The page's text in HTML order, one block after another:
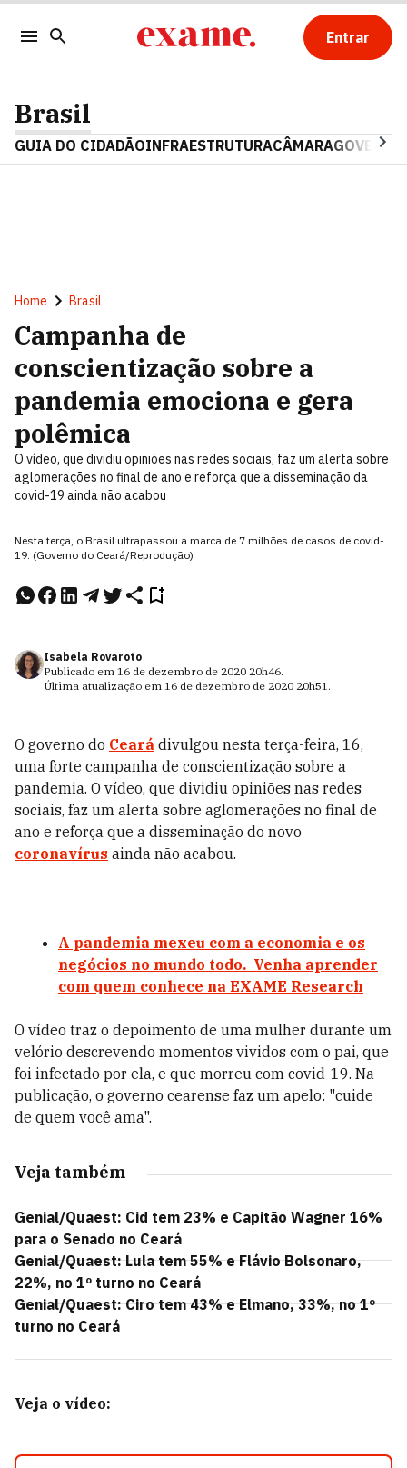
Entrar
Brasil
GUIA DO CIDADÃOINFRAESTRUTURACÂMARAGOVERNO
Home Brasil
Campanha de
conscientização sobre a
pandemia emociona e gera
polêmica
O vídeo, que dividiu opiniões nas redes sociais, faz um alerta sobre
aglomerações no final de ano e reforça que a disseminação da
covid-19 ainda não acabou
Nesta terça, o Brasil ultrapassou a marca de 7 milhões de casos de covid-
19. (Governo do Ceará/Reprodução)
Isabela Rovaroto
Publicado em 16 de dezembro de 2020 20h46.
Última atualização em 16 de dezembro de 2020 20h51.
O governo do Ceará divulgou nesta terça-feira, 16,
uma forte campanha de conscientização sobre a
pandemia. O vídeo, que dividiu opiniões nas redes
sociais, faz um alerta sobre aglomerações no final de
ano e reforça que a disseminação do novo
coronavírus ainda não acabou.
A pandemia mexeu com a economia e os
negócios no mundo todo. Venha aprender
com quem conhece na EXAME Research
O vídeo traz o depoimento de uma mulher durante um
velório descrevendo momentos vividos com o pai, que
foi infectado por ela, e que morreu com covid-19. Na
publicação, o governo cearense faz um apelo: "cuide
de quem você ama".
Veja também
Genial/Quaest: Cid tem 23% e Capitão Wagner 16%
para o Senado no Ceará
Genial/Quaest: Lula tem 55% e Flávio Bolsonaro,
22%, no 1º turno no Ceará
Genial/Quaest: Ciro tem 43% e Elmano, 33%, no 1º
turno no Ceará
Veja o vídeo: